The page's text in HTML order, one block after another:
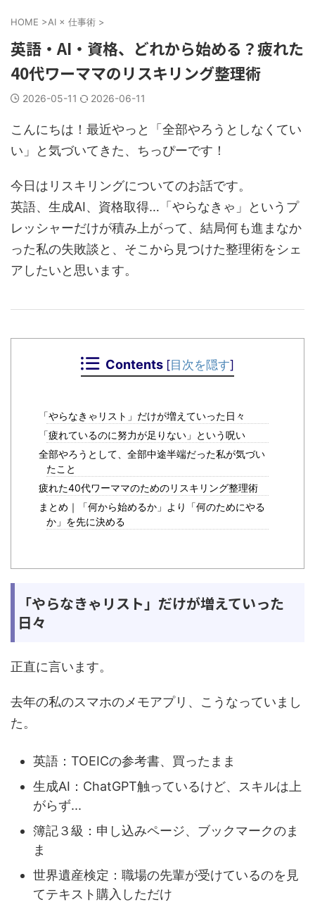
HOME >AI × 仕事術 >
英語・AI・資格、どれから始める？疲れた
40代ワーママのリスキリング整理術
2026-05-11 2026-06-11
こんにちは！最近やっと「全部やろうとしなくてい
い」と気づいてきた、ちっぴーです！
今日はリスキリングについてのお話です。
英語、生成AI、資格取得…「やらなきゃ」というプ
レッシャーだけが積み上がって、結局何も進まなか
った私の失敗談と、そこから見つけた整理術をシェ
アしたいと思います。
Contents [目次を隠す]
「やらなきゃリスト」だけが増えていった日々
「疲れているのに努力が足りない」という呪い
全部やろうとして、全部中途半端だった私が気づい
たこと
疲れた40代ワーママのためのリスキリング整理術
まとめ｜「何から始めるか」より「何のためにやる
か」を先に決める
「やらなきゃリスト」だけが増えていった
日々
正直に言います。
去年の私のスマホのメモアプリ、こうなっていまし
た。
英語：TOEICの参考書、買ったまま
生成AI：ChatGPT触っているけど、スキルは上
がらず...
簿記３級：申し込みページ、ブックマークのま
ま
世界遺産検定：職場の先輩が受けているのを見
てテキスト購入しただけ